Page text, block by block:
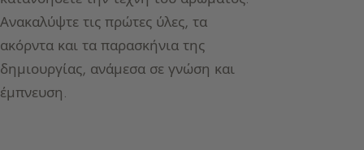
Ανακαλύψτε τις πρώτες ύλες, τα
ακόρντα και τα παρασκήνια της
δημιουργίας, ανάμεσα σε γνώση και
έμπνευση.